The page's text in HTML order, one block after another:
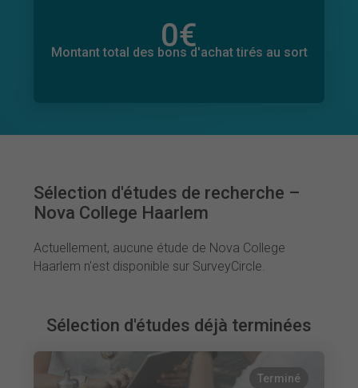
0€
Montant total des bons d'achat tirés au sort
0€
Montant total des dons promis
Sélection d'études de recherche –
Nova College Haarlem
Actuellement, aucune étude de Nova College
Haarlem n'est disponible sur SurveyCircle.
Sélection d'études déjà terminées
Terminé